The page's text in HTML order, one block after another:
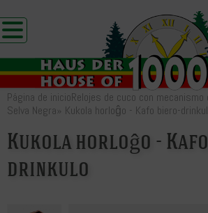
Página de inicioRelojes de cuco con mecanismo
Selva Negra» Kukola horloĝo - Kafo biero-
Kukola horloĝo -
drinkulo